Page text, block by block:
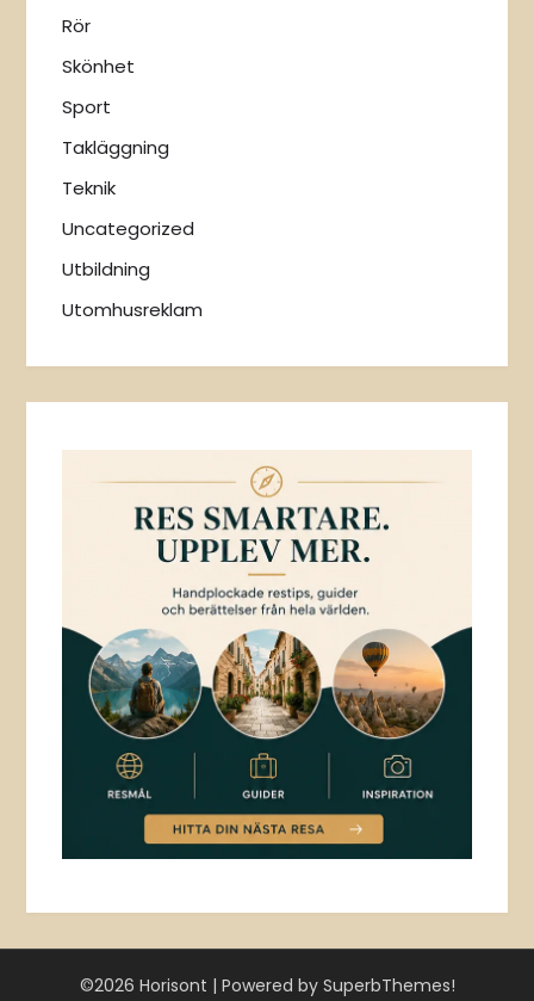
Rör
Skönhet
Sport
Takläggning
Teknik
Uncategorized
Utbildning
Utomhusreklam
©2026 Horisont | Powered by SuperbThemes!